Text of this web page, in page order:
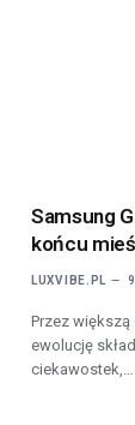
Samsung
końcu
LUXVIBE.PL
Przez
ewolucję
ciekawostek,…